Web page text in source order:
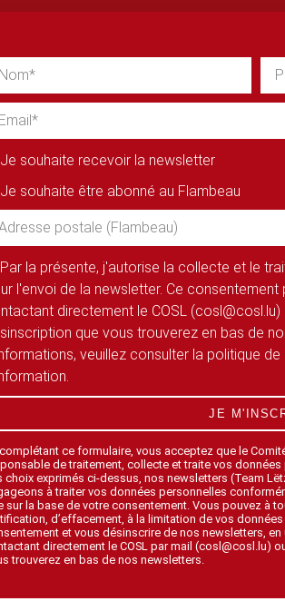
Je souhaite recevoir la newsletter
Je souhaite être abonné au Flambeau
Par la présente, j'autorise la collecte et le
l'envoi de la newsletter. Ce
directement le COSL (cosl@cosl.lu)
que vous trouverez en bas de
veuillez consulter la politique
JE
ce formulaire, vous acceptez que le
de traitement, collecte et traite vos
choix exprimés ci-dessus, nos newsletters (Team
à traiter vos données personnelles
sur la base de votre consentement. Vous pouvez à
d’effacement, à la limitation de vos
et vous désinscrire de nos newsletters,
directement le COSL par mail (cosl@cosl.lu)
trouverez en bas de nos newsletters.